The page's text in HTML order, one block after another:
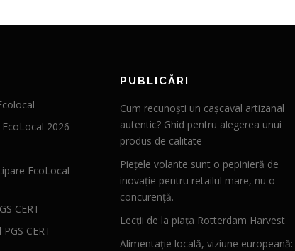
2026
EcoLocal
CERT
CERT
PUBLICĂRI
Cum recunoști un cașcaval artizanal
autentic? Ghid pentru alegerea unui
produs de calitate
Piețele volante sunt o pepinieră de
inovație pentru retailul mare, nu o
concurență.
Lecții de la piața Rotterdam Harvest
Alimentație locală, viziune europeană: